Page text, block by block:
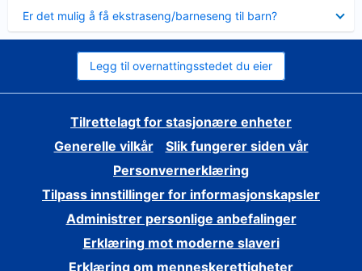
Er det mulig å få ekstraseng/barneseng til barn?
mindre
Legg til overnattingsstedet du eier
Tilrettelagt for stasjonære enheter
Generelle vilkår
Slik fungerer siden vår
Personvernerklæring
Tilpass innstillinger for informasjonskapsler
Administrer personlige anbefalinger
Erklæring mot moderne slaveri
Erklæring om menneskerettigheter